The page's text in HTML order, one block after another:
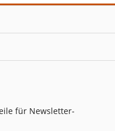
für Newsletter-